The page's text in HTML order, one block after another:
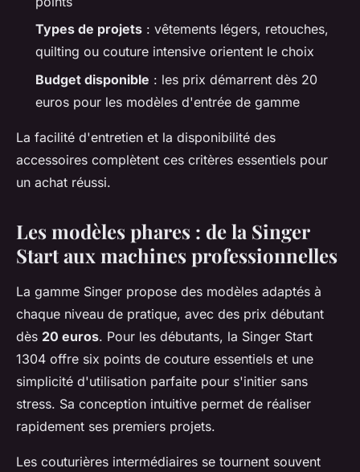
Types de projets : vêtements légers, retouches,
quilting ou couture intensive orientent le choix
Budget disponible : les prix démarrent dès 20
euros pour les modèles d'entrée de gamme
La facilité d'entretien et la disponibilité des
accessoires complètent ces critères essentiels pour
un achat réussi.
Les modèles phares : de la Singer
Start aux machines professionnelles
La gamme Singer propose des modèles adaptés à
chaque niveau de pratique, avec des prix débutant
dès 20 euros. Pour les débutants, la Singer Start
1304 offre six points de couture essentiels et une
simplicité d'utilisation parfaite pour s'initier sans
stress. Sa conception intuitive permet de réaliser
rapidement ses premiers projets.
Les couturières intermédiaires se tournent souvent